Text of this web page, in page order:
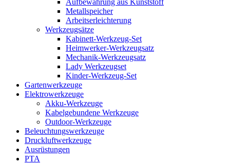
Aufbewahrung aus Kunststoff
Metallspeicher
Arbeitserleichterung
Werkzeugsätze
Kabinett-Werkzeug-Set
Heimwerker-Werkzeugsatz
Mechanik-Werkzeugsatz
Lady Werkzeugset
Kinder-Werkzeug-Set
Gartenwerkzeuge
Elektrowerkzeuge
Akku-Werkzeuge
Kabelgebundene Werkzeuge
Outdoor-Werkzeuge
Beleuchtungswerkzeuge
Druckluftwerkzeuge
Ausrüstungen
PTA